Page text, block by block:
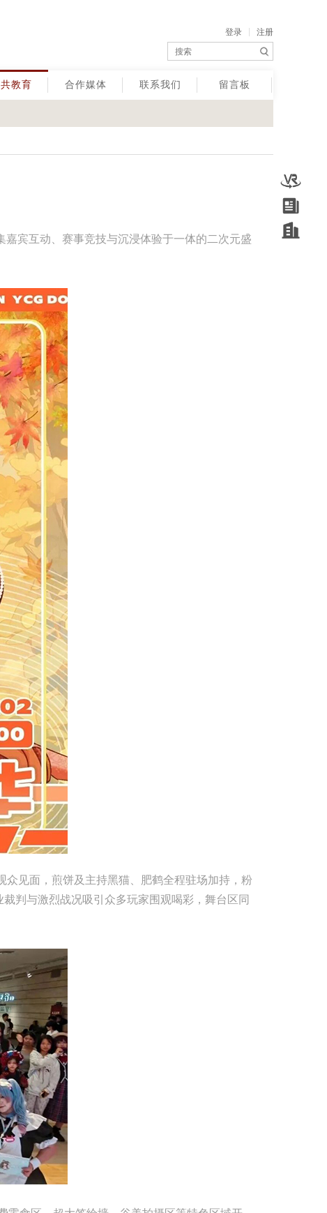
登录 注册
教育 合作媒体 联系我们 留言板
宾互动、赛事竞技与沉浸体验于一体的二次元盛
见面，煎饼及主持黑猫、肥鹤全程驻场加持，粉
判与激烈战况吸引众多玩家围观喝彩，舞台区同